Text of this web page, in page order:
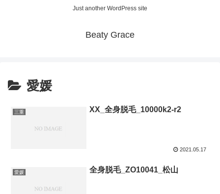
Just another WordPress site
Beaty Grace
愛媛
三重 XX_全身脱毛_10000k2-r2
2021.05.17
愛媛 全身脱毛_ZO10041_松山